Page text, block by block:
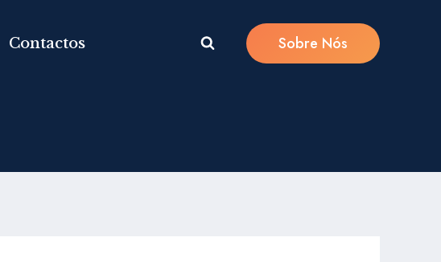
Contactos Sobre Nós